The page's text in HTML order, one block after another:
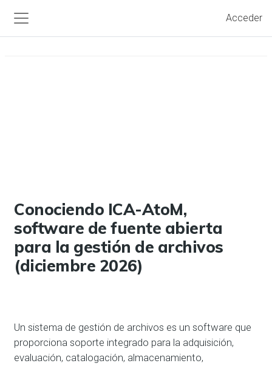
Panel lateral
Acceder
Conociendo ICA-AtoM,
software de fuente abierta
para la gestión de archivos
(diciembre 2026)
Un sistema de gestión de archivos es un software que
proporciona soporte integrado para la adquisición,
evaluación, catalogación, almacenamiento,